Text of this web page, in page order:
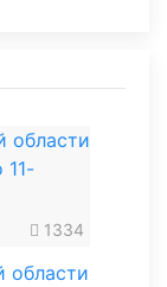
1334
области